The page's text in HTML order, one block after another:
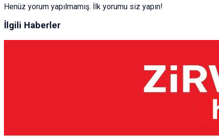
Henüz yorum yapılmamış. İlk yorumu siz yapın!
İlgili Haberler